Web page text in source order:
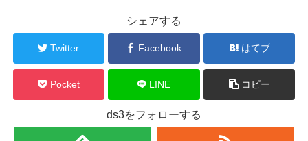
シェアする
Twitter Facebook はてブ
Pocket LINE コピー
ds3をフォローする